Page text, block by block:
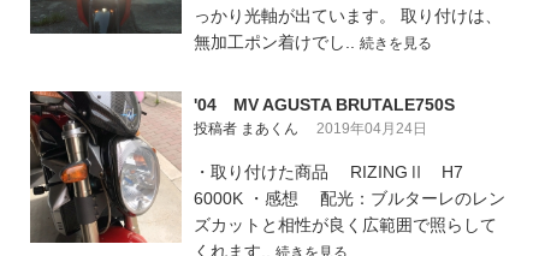
っかり光軸が出ています。 取り付けは、
無加工ポン着けでし.. 続きを見る
'04 MV AGUSTA BRUTALE750S
投稿者 まあくん 2019年04月24日
・取り付けた商品 RIZINGⅡ H7
6000K ・感想 配光：ブルターレのレン
ズカットと相性が良く広範囲で照らして
くれます.. 続きを見る